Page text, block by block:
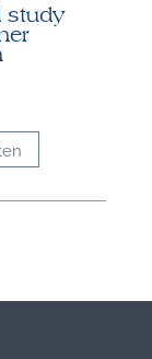
study